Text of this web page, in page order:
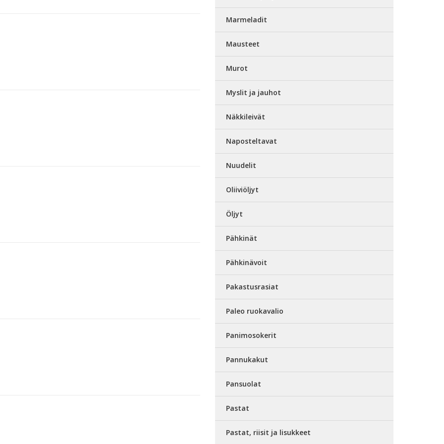
Marmeladit
Mausteet
Murot
Myslit ja jauhot
Näkkileivät
Naposteltavat
Nuudelit
Oliiviöljyt
Öljyt
Pähkinät
Pähkinävoit
Pakastusrasiat
Paleo ruokavalio
Panimosokerit
Pannukakut
Pansuolat
Pastat
Pastat, riisit ja lisukkeet